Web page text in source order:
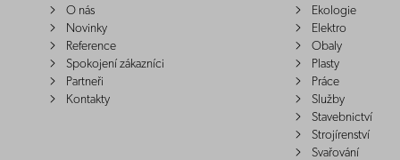
O nás
Novinky
Reference
Spokojení zákazníci
Partneři
Kontakty
Ekologie
Elektro
Obaly
Plasty
Práce
Služby
Stavebnictví
Strojírenství
Svařování